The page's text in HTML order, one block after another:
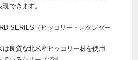
できます。
SERIES（ヒッコリー・スタンダー
は良質な北米産ヒッコリー材を使用